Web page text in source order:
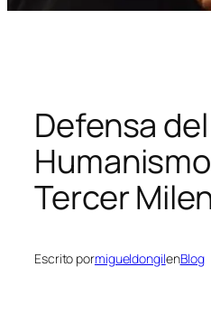
Defensa del
Tercer
Escrito pormigueldongilenBlog